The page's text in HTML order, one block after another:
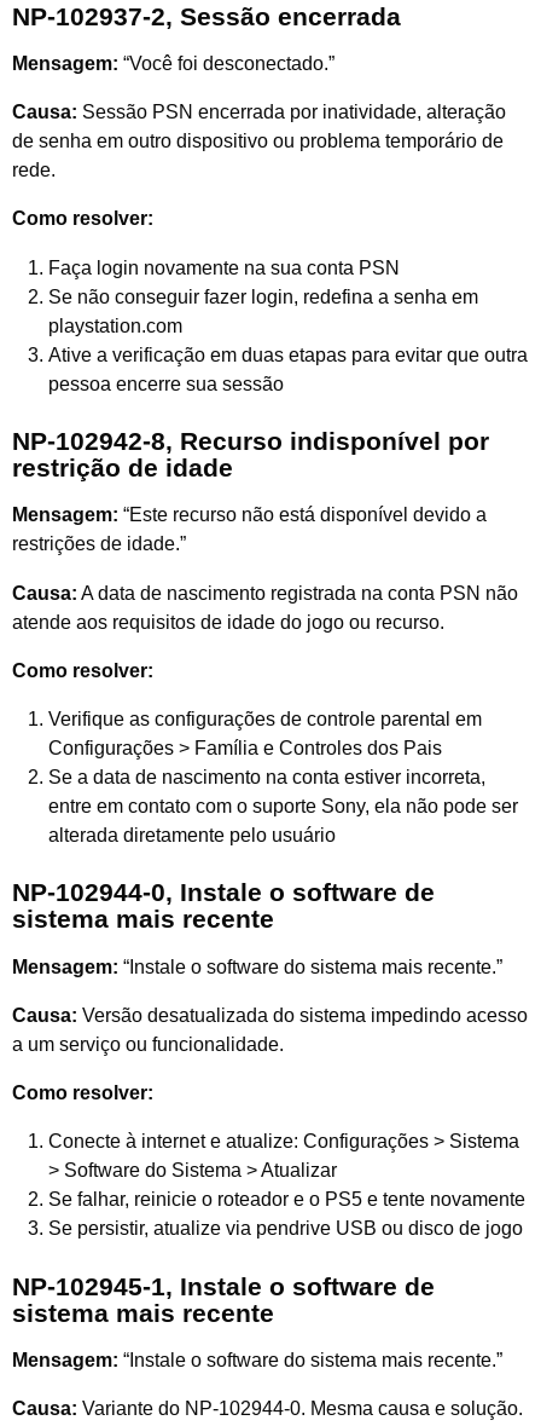
NP-102937-2, Sessão encerrada
Mensagem: “Você foi desconectado.”
Causa: Sessão PSN encerrada por inatividade, alteração
de senha em outro dispositivo ou problema temporário de
rede.
Como resolver:
Faça login novamente na sua conta PSN
Se não conseguir fazer login, redefina a senha em
playstation.com
Ative a verificação em duas etapas para evitar que outra
pessoa encerre sua sessão
NP-102942-8, Recurso indisponível por
restrição de idade
Mensagem: “Este recurso não está disponível devido a
restrições de idade.”
Causa: A data de nascimento registrada na conta PSN não
atende aos requisitos de idade do jogo ou recurso.
Como resolver:
Verifique as configurações de controle parental em
Configurações > Família e Controles dos Pais
Se a data de nascimento na conta estiver incorreta,
entre em contato com o suporte Sony, ela não pode ser
alterada diretamente pelo usuário
NP-102944-0, Instale o software de
sistema mais recente
Mensagem: “Instale o software do sistema mais recente.”
Causa: Versão desatualizada do sistema impedindo acesso
a um serviço ou funcionalidade.
Como resolver:
Conecte à internet e atualize: Configurações > Sistema
> Software do Sistema > Atualizar
Se falhar, reinicie o roteador e o PS5 e tente novamente
Se persistir, atualize via pendrive USB ou disco de jogo
NP-102945-1, Instale o software de
sistema mais recente
Mensagem: “Instale o software do sistema mais recente.”
Causa: Variante do NP-102944-0. Mesma causa e solução.